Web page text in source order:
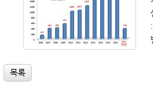
목록